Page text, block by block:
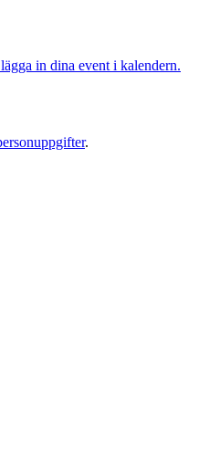
in dina event i kalendern.
.